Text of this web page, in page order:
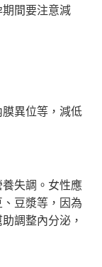
間要注意減
異位等，減低
失調。女性應
豆漿等，因為
調整內分泌，